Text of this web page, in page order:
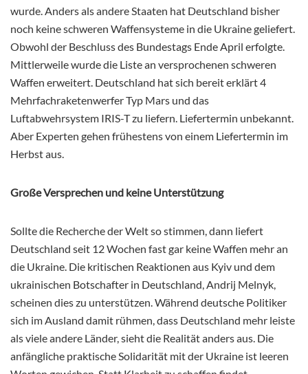
wurde. Anders als andere Staaten hat Deutschland bisher
noch keine schweren Waffensysteme in die Ukraine geliefert.
Obwohl der Beschluss des Bundestags Ende April erfolgte.
Mittlerweile wurde die Liste an versprochenen schweren
Waffen erweitert. Deutschland hat sich bereit erklärt 4
Mehrfachraketenwerfer Typ Mars und das
Luftabwehrsystem IRIS-T zu liefern. Liefertermin unbekannt.
Aber Experten gehen frühestens von einem Liefertermin im
Herbst aus.
Große Versprechen und keine Unterstützung
Sollte die Recherche der Welt so stimmen, dann liefert
Deutschland seit 12 Wochen fast gar keine Waffen mehr an
die Ukraine. Die kritischen Reaktionen aus Kyiv und dem
ukrainischen Botschafter in Deutschland, Andrij Melnyk,
scheinen dies zu unterstützen. Während deutsche Politiker
sich im Ausland damit rühmen, dass Deutschland mehr leiste
als viele andere Länder, sieht die Realität anders aus. Die
anfängliche praktische Solidarität mit der Ukraine ist leeren